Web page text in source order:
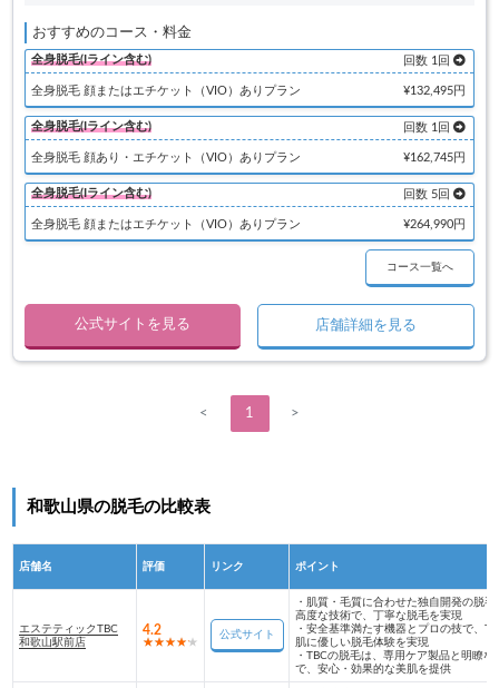
おすすめのコース・料金
全身脱毛(Iライン含む) 回数 1回
全身脱毛 顔またはエチケット（VIO）ありプラン ¥132,495円
全身脱毛(Iライン含む) 回数 1回
全身脱毛 顔あり・エチケット（VIO）ありプラン ¥162,745円
全身脱毛(Iライン含む) 回数 5回
全身脱毛 顔またはエチケット（VIO）ありプラン ¥264,990円
コース一覧へ
公式サイトを見る 店舗詳細を見る
< 1 >
和歌山県の脱毛の比較表
店舗名 評価 リンク ポイント
エステティックTBC
和歌山駅前店
4.2 公式サイト
・ 肌質・毛質に合わせた独自開発の脱毛
高度な技術で、丁寧な脱毛を実現
・安全基準満たす機器とプロの技で、
肌に優しい脱毛体験を実現
・TBCの脱毛は、専用ケア製品と明瞭な
で、安心・効果的な美肌を提供